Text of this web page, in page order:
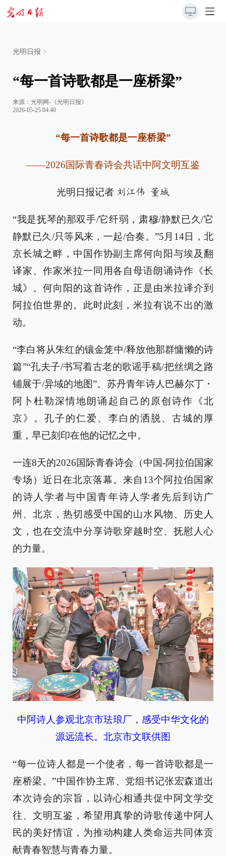
光明日报 >
“每一首诗歌都是一座桥梁”
来源： 光明网-《光明日报》
2026-05-25 04:40
“每一首诗歌都是一座桥梁”
——2026国际青春诗会共话中阿文明互鉴
光明日报记者 刘江伟 董城
“我是抚琴的那双手/它纤弱，肃穆/静默已久/它
静默已久/只等风来，一起/合奏。”5月14日，北
京长城之畔，中国作协副主席何向阳与埃及翻
译家、作家米拉一同用各自母语朗诵诗作《长
城》。何向阳的这首诗作，正是由米拉译介到
阿拉伯世界的。此时此刻，米拉有说不出的激
动。
“李白将从朱红的镶金笼中/释放他那群慵懒的诗
篇”“孔夫子/书写着古老的歌谣手稿/把丝绸之路
铺展于/异域的地图”。苏丹青年诗人巴赫尔丁・
阿卜杜勒深情地朗诵起自己的原创诗作《北
京》。孔子的仁爱、李白的洒脱、古城的厚
重，早已刻印在他的记忆之中。
一连8天的2026国际青春诗会（中国-阿拉伯国家
专场）近日在北京落幕。来自13个阿拉伯国家
的诗人学者与中国青年诗人学者先后到访广
州、北京，热切感受中国的山水风物、历史人
文，也在交流中分享诗歌穿越时空、抚慰人心
的力量。
中阿诗人参观北京市珐琅厂，感受中华文化的
源远流长。北京市文联供图
“每一位诗人都是一个使者，每一首诗歌都是一
座桥梁。”中国作协主席、党组书记张宏森道出
本次诗会的宗旨，以诗心相通共促中阿文学交
往、文明互鉴，希望用真挚的诗歌传递中阿人
民的美好情谊，为推动构建人类命运共同体贡
献青春智慧与青春力量。